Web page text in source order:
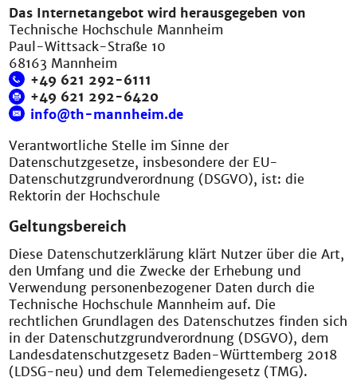
Das Internetangebot wird herausgegeben von
Technische Hochschule Mannheim
Paul-Wittsack-Straße 10
68163 Mannheim
+49 621 292-6111
+49 621 292-6420
info@th-mannheim.de
Verantwortliche Stelle im Sinne der
Datenschutzgesetze, insbesondere der EU-
Datenschutzgrundverordnung (DSGVO), ist: die
Rektorin der Hochschule
Geltungsbereich
Diese Datenschutzerklärung klärt Nutzer über die Art,
den Umfang und die Zwecke der Erhebung und
Verwendung personenbezogener Daten durch die
Technische Hochschule Mannheim auf. Die
rechtlichen Grundlagen des Datenschutzes finden sich
in der Datenschutzgrundverordnung (DSGVO), dem
Landesdatenschutzgesetz Baden-Württemberg 2018
(LDSG-neu) und dem Telemediengesetz (TMG).